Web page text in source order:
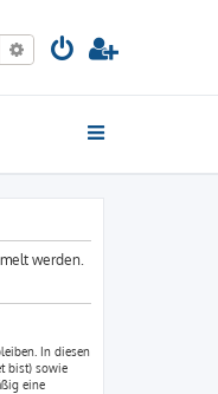
Suche Erweiterte Suche
werden.
In diesen
bist) sowie
eine